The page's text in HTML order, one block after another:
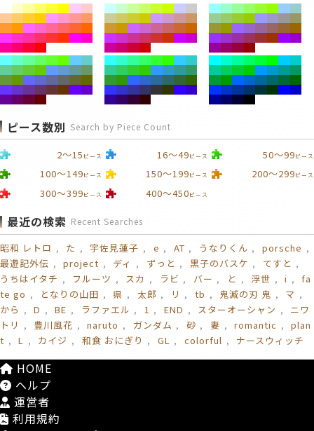
ピース数別 Search by Piece Count
2～15 ピース 16～49ピース 50～99ピース
100～149ピース 150～199ピース 200～299ピース
300～399ピース 400～450ピース
最近の検索 Recent Searches
昭和 レトロ た 宇佐見蓮子 e AT うなりくん
porsche
最遊記外伝
project ディ ずっと 黒子のバスケ
てすと
うちはイタチ
フルーツ スカ ラビ バー と 浮世 i
fa
te go
となりの山田 県 太郎 リ tb 鬼滅の刃 鬼
マ
から
D BE ラファエル 1 END スターオーシャン
ニワ
トリ
豊川風花 naruto ガンダム 砂 妻 romantic
plan
t
L カイジ 和食 おにぎり GL colorful ナースウィッチ
HOME
ヘルプ
運営者
利用規約